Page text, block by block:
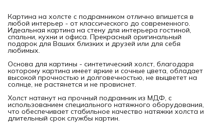
Картина на холсте с подрамником отлично впишется в
любой интерьер - от классического до современного.
Идеальная картина на стену для интерьера гостиной,
спальни, кухни и офиса. Прекрасный оригинальный
подарок для Ваших близких и друзей или для себя
любимых.
Основа для картины - синтетический холст, благодаря
которому картина имеет яркие и сочные цвета, обладает
высокой прочностью и долговечностью, не выцветет на
солнце, не растянется и не провиснет.
Холст натянут на прочный подрамник из МДФ, с
использованием специального натяжного оборудования,
что обеспечивает стабильное качество натяжки холста и
длительный срок службы картин.